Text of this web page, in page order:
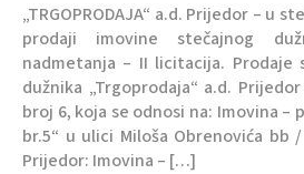
„TRGOPRODAJA“ a.d. Prijedor – u
prodaji imovine stečajnog
nadmetanja – II licitacija.
dužnika „Trgoprodaja“ a.d.
broj 6, koja se odnosi na: Imovina –
br.5“ u ulici Miloša Obrenovića bb
Prijedor: Imovina – […]